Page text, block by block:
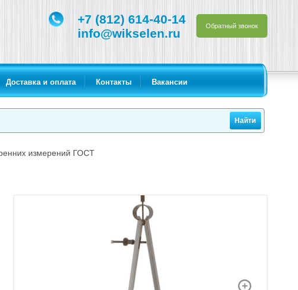
+7 (812) 614-40-14
info@wikselen.ru
Обратный звонок
Доставка и оплата Контакты Вакансии
измерений ГОСТ